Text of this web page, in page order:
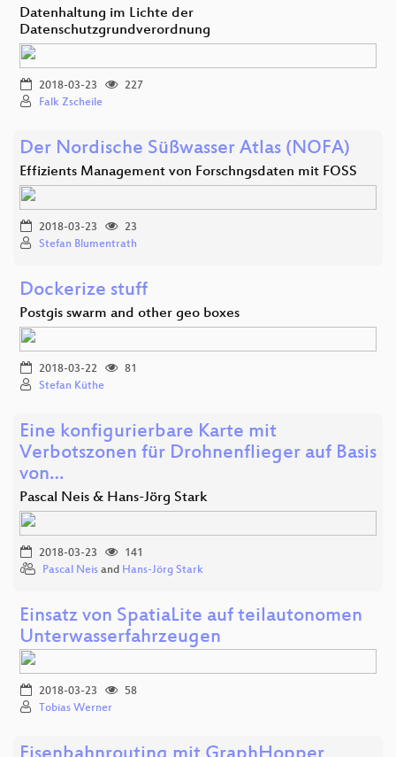
Datenhaltung im Lichte der
Datenschutzgrundverordnung
2018-03-23
227
Falk Zscheile
Der Nordische Süßwasser Atlas (NOFA)
Effizients Management von Forschngsdaten mit FOSS
2018-03-23
23
Stefan Blumentrath
Dockerize stuff
Postgis swarm and other geo boxes
2018-03-22
81
Stefan Küthe
Eine konfigurierbare Karte mit
Verbotszonen für Drohnenflieger auf Basis
von…
Pascal Neis & Hans-Jörg Stark
2018-03-23
141
Pascal Neis and Hans-Jörg Stark
Einsatz von SpatiaLite auf teilautonomen
Unterwasserfahrzeugen
2018-03-23
58
Tobias Werner